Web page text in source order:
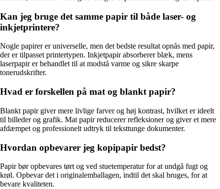
Kan jeg bruge det samme papir til både laser- og
inkjetprintere?
Nogle papirer er universelle, men det bedste resultat opnås med papir,
der er tilpasset printertypen. Inkjetpapir absorberer blæk, mens
laserpapir er behandlet til at modstå varme og sikre skarpe
tonerudskrifter.
Hvad er forskellen på mat og blankt papir?
Blankt papir giver mere livlige farver og høj kontrast, hvilket er ideelt
til billeder og grafik. Mat papir reducerer refleksioner og giver et mere
afdæmpet og professionelt udtryk til teksttunge dokumenter.
Hvordan opbevarer jeg kopipapir bedst?
Papir bør opbevares tørt og ved stuetemperatur for at undgå fugt og
krøl. Opbevar det i originalemballagen, indtil det skal bruges, for at
bevare kvaliteten.